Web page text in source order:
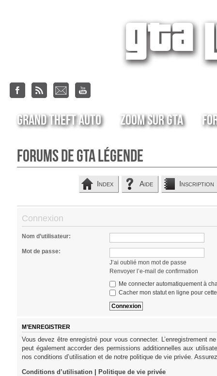
Grand Theft Auto Zoom sur GTA
Forums de GTA Légende
Index Aide Inscription
Connexion
Nom d’utilisateur:
Mot de passe:
J’ai oublié mon mot de passe
Renvoyer l’e-mail de confirmation
Me connecter automatiquement à
Cacher mon statut en ligne pour
M’ENREGISTRER
Vous devez être enregistré pour vous connecter. L’enregistrement
peut également accorder des permissions additionnelles aux
nos conditions d’utilisation et de notre politique de vie privée.
Conditions d’utilisation| Politique de vie privée